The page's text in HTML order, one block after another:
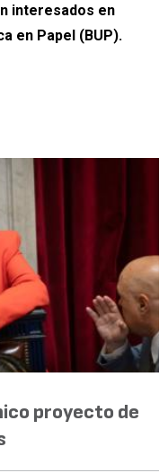
interesados en
en Papel (BUP).
proyecto de